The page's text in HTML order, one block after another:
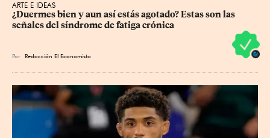
ARTE E IDEAS
¿Duermes bien y aun así estás agotado? Estas son las
señales del síndrome de fatiga crónica
Por Redacción El Economista